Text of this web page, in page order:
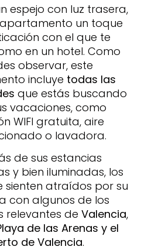
espejo con luz trasera,
un toque
con el que te
en un hotel. Como
observar, este
incluye todas las
que estás buscando
vacaciones, como
WIFI gratuita, aire
o lavadora.
de sus estancias
y bien iluminadas, los
sienten atraídos por su
con algunos de los
relevantes de Valencia,
de las Arenas y el
de Valencia.